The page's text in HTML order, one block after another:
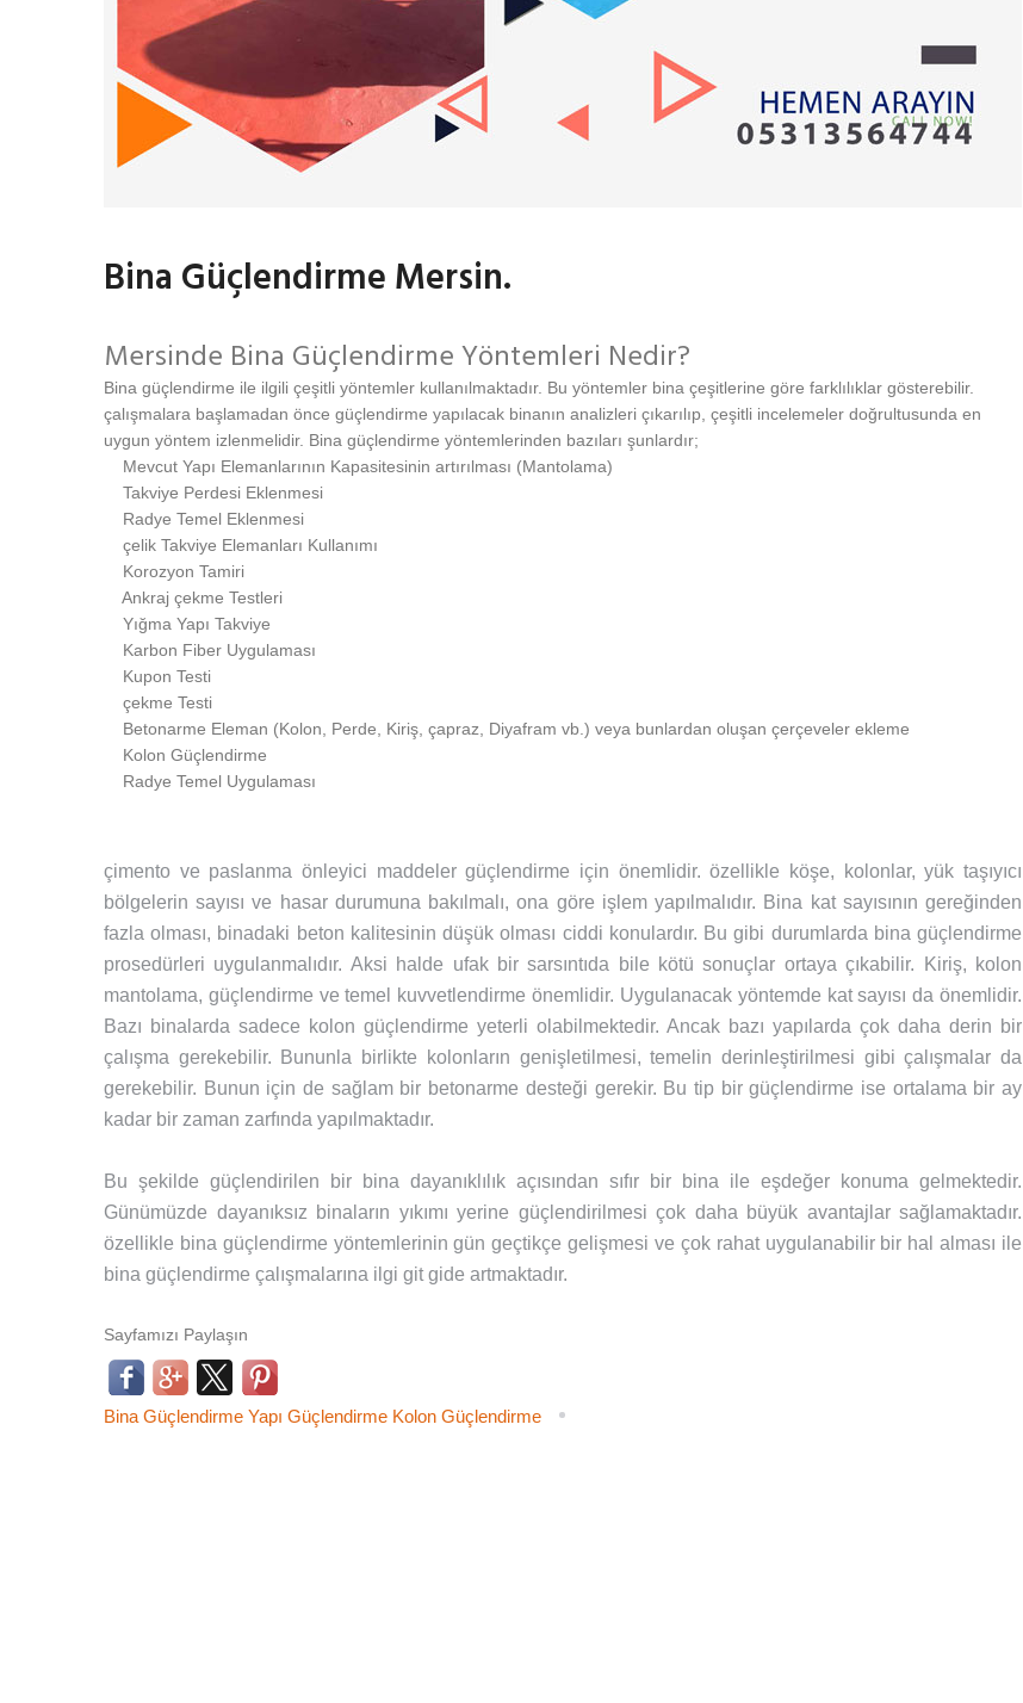
Bina Güçlendirme Mersin.
Mersinde Bina Güçlendirme Yöntemleri Nedir?
Bina güçlendirme ile ilgili çeşitli yöntemler kullanılmaktadır. Bu yöntemler bina çeşitlerine göre farklılıklar gösterebilir.
çalışmalara başlamadan önce güçlendirme yapılacak binanın analizleri çıkarılıp, çeşitli incelemeler doğrultusunda en
uygun yöntem izlenmelidir. Bina güçlendirme yöntemlerinden bazıları şunlardır;
Mevcut Yapı Elemanlarının Kapasitesinin artırılması (Mantolama)
Takviye Perdesi Eklenmesi
Radye Temel Eklenmesi
çelik Takviye Elemanları Kullanımı
Korozyon Tamiri
Ankraj çekme Testleri
Yığma Yapı Takviye
Karbon Fiber Uygulaması
Kupon Testi
çekme Testi
Betonarme Eleman (Kolon, Perde, Kiriş, çapraz, Diyafram vb.) veya bunlardan oluşan çerçeveler ekleme
Kolon Güçlendirme
Radye Temel Uygulaması
çimento ve paslanma önleyici maddeler güçlendirme için önemlidir. özellikle köşe, kolonlar, yük taşıyıcı
bölgelerin sayısı ve hasar durumuna bakılmalı, ona göre işlem yapılmalıdır. Bina kat sayısının gereğinden
fazla olması, binadaki beton kalitesinin düşük olması ciddi konulardır. Bu gibi durumlarda bina güçlendirme
prosedürleri uygulanmalıdır. Aksi halde ufak bir sarsıntıda bile kötü sonuçlar ortaya çıkabilir. Kiriş, kolon
mantolama, güçlendirme ve temel kuvvetlendirme önemlidir. Uygulanacak yöntemde kat sayısı da önemlidir.
Bazı binalarda sadece kolon güçlendirme yeterli olabilmektedir. Ancak bazı yapılarda çok daha derin bir
çalışma gerekebilir. Bununla birlikte kolonların genişletilmesi, temelin derinleştirilmesi gibi çalışmalar da
gerekebilir. Bunun için de sağlam bir betonarme desteği gerekir. Bu tip bir güçlendirme ise ortalama bir ay
kadar bir zaman zarfında yapılmaktadır.
Bu şekilde güçlendirilen bir bina dayanıklılık açısından sıfır bir bina ile eşdeğer konuma gelmektedir.
Günümüzde dayanıksız binaların yıkımı yerine güçlendirilmesi çok daha büyük avantajlar sağlamaktadır.
özellikle bina güçlendirme yöntemlerinin gün geçtikçe gelişmesi ve çok rahat uygulanabilir bir hal alması ile
bina güçlendirme çalışmalarına ilgi git gide artmaktadır.
Sayfamızı Paylaşın
Bina Güçlendirme Yapı Güçlendirme Kolon Güçlendirme